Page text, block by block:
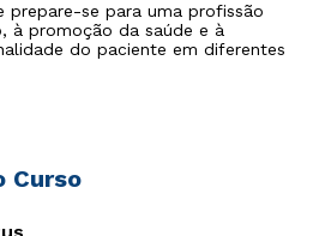
prepare-se para uma profissão
à promoção da saúde e à
do paciente em diferentes
Curso